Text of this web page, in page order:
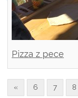
Pizza z pece
« 6 7 8